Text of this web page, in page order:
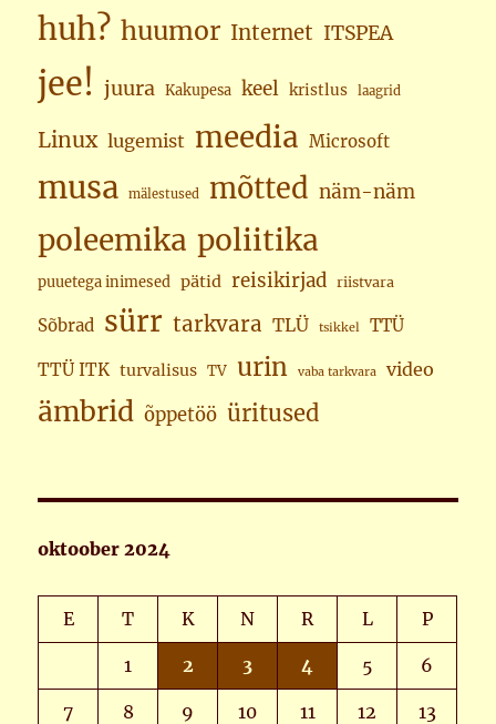
huh? huumor Internet ITSPEA
jee! juura Kakupesa keel kristlus laagrid
Linux lugemist meedia Microsoft
musa mälestused mõtted näm-näm
poleemika poliitika
puuetega inimesed pätid reisikirjad riistvara
Sõbrad sürr tarkvara TLÜ tsikkel TTÜ
TTÜ ITK turvalisus TV urin vaba tarkvara video
ämbrid õppetöö üritused
oktoober 2024
E T K N R L P
1 2 3 4 5 6
7 8 9 10 11 12 13